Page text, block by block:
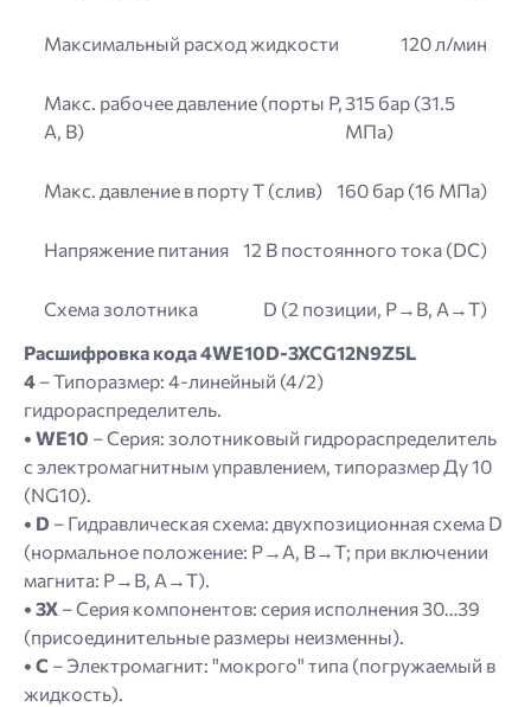
Максимальный расход жидкости 120 л/мин
Макс. рабочее давление (порты P,
A, B)
315 бар (31.5
МПа)
Макс. давление в порту T (слив) 160 бар (16 МПа)
Напряжение питания 12 В постоянного тока (DC)
Схема золотника
D (2 позиции, P→B, A→T)
Расшифровка кода 4WE10D-3XCG12N9Z5L
4 – Типоразмер: 4-линейный (4/2)
гидрораспределитель.
• WE10 – Серия: золотниковый гидрораспределитель
с электромагнитным управлением, типоразмер Ду 10
(NG10).
• D – Гидравлическая схема: двухпозиционная схема D
(нормальное положение: P→A, B→T; при включении
магнита: P→B, A→T).
• 3X – Серия компонентов: серия исполнения 30…39
(присоединительные размеры неизменны).
• C – Электромагнит: "мокрого" типа (погружаемый в
жидкость).